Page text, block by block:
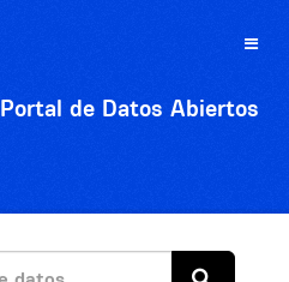
Toggle
Portal de Datos Abiertos